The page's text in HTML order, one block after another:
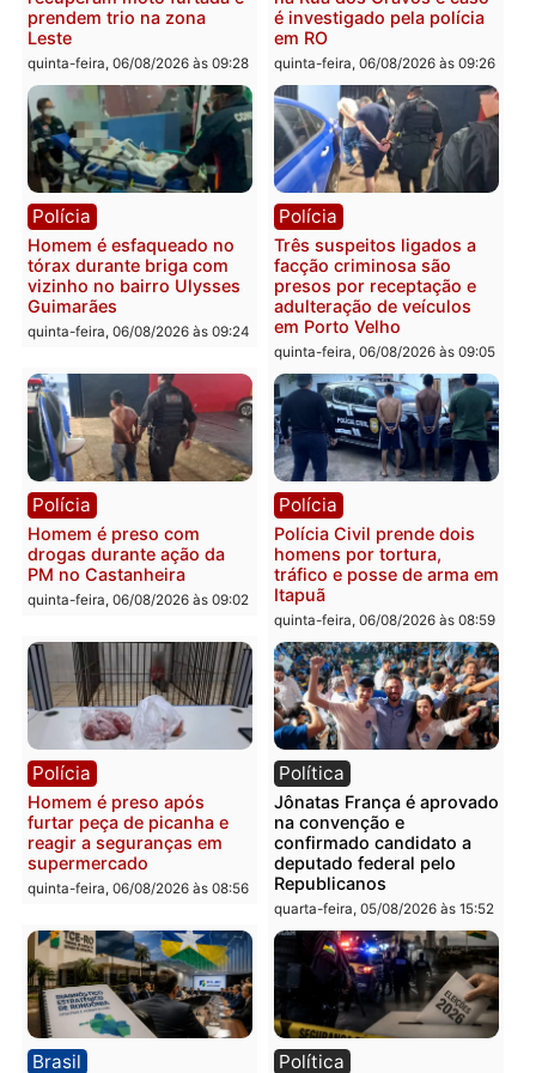
colisão entre caminhão e
carro deixa quatro mortos
em Porto Velho
quinta-feira, 06/08/2026 às 20:51
TSE, determina
e processamento da
que pode levar à perda
mandato da prefeita de
Pimenta Bueno
quinta-feira, 06/08/2026 às
Polícia
Policiais militares
prendem trio na zona
Leste
quinta-feira, 06/08/2026 às 09:28
Polícia
Jovem é encontrado
na Rua dos Cravos e
é investigado pela
em RO
quinta-feira, 06/08/2026 às
Polícia
tórax durante briga com
vizinho no bairro Ulysses
Guimarães
quinta-feira, 06/08/2026 às 09:24
Polícia
Três suspeitos ligados a
facção criminosa são
presos por receptação e
adulteração de veículos
em Porto Velho
quinta-feira, 06/08/2026 às
Homem é preso com
drogas durante ação da
PM no Castanheira
quinta-feira, 06/08/2026 às 09:02
Polícia
Polícia Civil prende dois
homens por tortura,
tráfico e posse de arma
Itapuã
quinta-feira, 06/08/2026 às